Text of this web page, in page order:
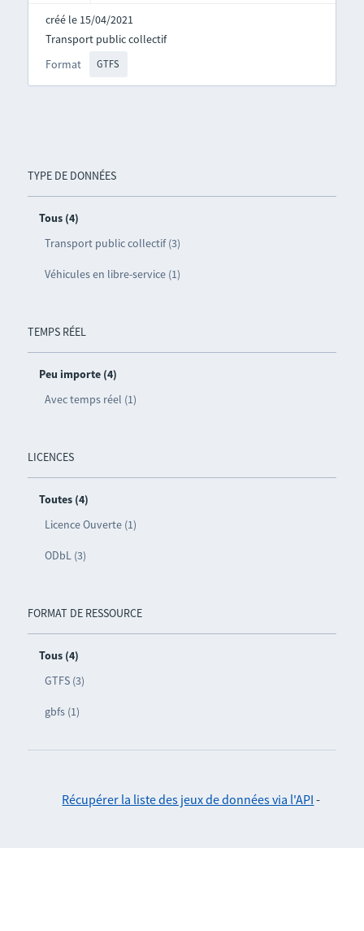
TYPE DE DONNÉES
Tous (4)
Transport public collectif (3)
Véhicules en libre-service (1)
TEMPS RÉEL
Peu importe (4)
Avec temps réel (1)
LICENCES
Toutes (4)
Licence Ouverte (1)
ODbL (3)
FORMAT DE RESSOURCE
Tous (4)
GTFS (3)
gbfs (1)
créé le 15/04/2021
Format GTFS
Transport public collectif
Récupérer la liste des jeux de données via l'API -